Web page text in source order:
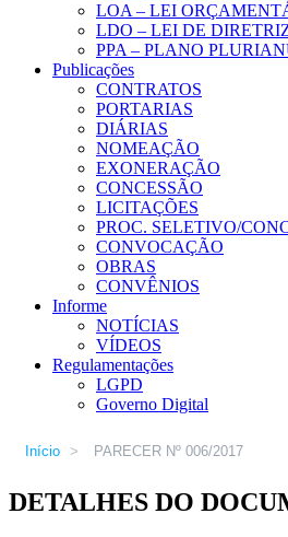
LOA – LEI
LDO – LEI DE
PPA – PLANO
Publicações
CONTRATOS
PORTARIAS
DIÁRIAS
NOMEAÇÃO
EXONERAÇÃO
CONCESSÃO
LICITAÇÕES
PROC. SELETIVO/
CONVOCAÇÃO
OBRAS
CONVÊNIOS
Informe
NOTÍCIAS
VÍDEOS
Regulamentações
LGPD
Governo Digital
Início > PARECER Nº 006/2017
DETALHES DO